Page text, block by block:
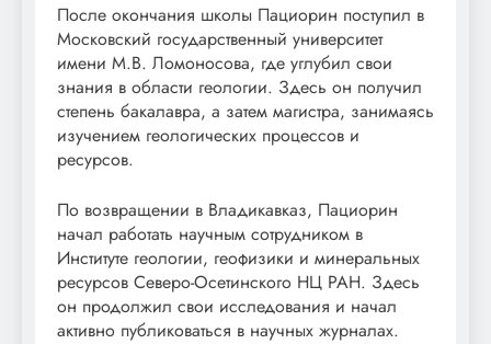
После окончания школы Пациорин поступил в
Московский государственный университет
имени М.В. Ломоносова, где углубил свои
знания в области геологии. Здесь он получил
степень бакалавра, а затем магистра, занимаясь
изучением геологических процессов и
ресурсов.
По возвращении в Владикавказ, Пациорин
начал работать научным сотрудником в
Институте геологии, геофизики и минеральных
ресурсов Северо-Осетинского НЦ РАН. Здесь
он продолжил свои исследования и начал
активно публиковаться в научных журналах.